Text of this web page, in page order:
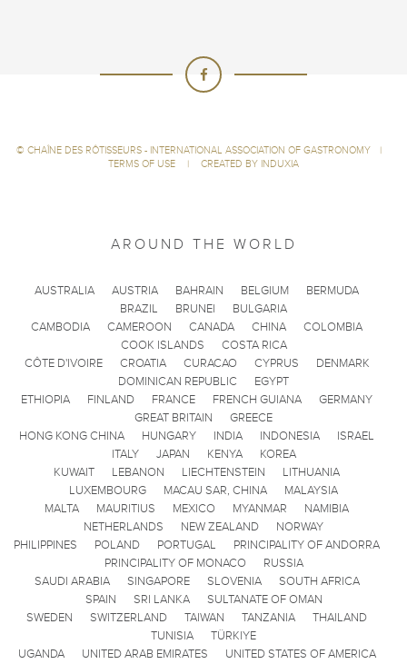
© CHAÎNE DES RÔTISSEURS - INTERNATIONAL ASSOCIATION OF GASTRONOMY
|
TERMS OF USE
| CREATED BY INDUXIA
AROUND THE WORLD
AUSTRALIA AUSTRIA BAHRAIN BELGIUM
BERMUDA
BRAZIL
BRUNEI
BULGARIA
CAMBODIA
CAMEROON CANADA CHINA
COLOMBIA
COOK ISLANDS
COSTA RICA
CÔTE D'IVOIRE
CROATIA CURACAO CYPRUS
DENMARK
DOMINICAN REPUBLIC
EGYPT
ETHIOPIA
FINLAND FRANCE FRENCH GUIANA
GERMANY
GREAT BRITAIN
GREECE
HONG KONG CHINA
HUNGARY INDIA INDONESIA
ISRAEL
ITALY
JAPAN KENYA
KOREA
KUWAIT
LEBANON LIECHTENSTEIN
LITHUANIA
LUXEMBOURG
MACAU SAR, CHINA
MALAYSIA
MALTA
MAURITIUS MEXICO MYANMAR
NAMIBIA
NETHERLANDS
NEW ZEALAND
NORWAY
PHILIPPINES
POLAND PORTUGAL
PRINCIPALITY OF ANDORRA
PRINCIPALITY OF MONACO
RUSSIA
SAUDI ARABIA
SINGAPORE SLOVENIA
SOUTH AFRICA
SPAIN
SRI LANKA
SULTANATE OF OMAN
SWEDEN
SWITZERLAND TAIWAN TANZANIA
THAILAND
TUNISIA
TÜRKIYE
UGANDA
UNITED ARAB EMIRATES UNITED STATES OF AMERICA